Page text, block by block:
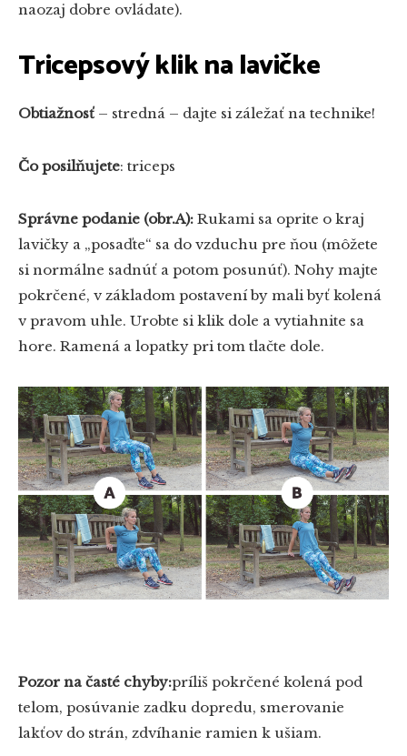
naozaj dobre ovládate).
Tricepsový klik na lavičke
Obtiažnosť – stredná – dajte si záležať na technike!
Čo posilňujete: triceps
Správne podanie (obr.A): Rukami sa oprite o kraj
lavičky a „posaďte“ sa do vzduchu pre ňou (môžete
si normálne sadnúť a potom posunúť). Nohy majte
pokrčené, v základom postavení by mali byť kolená
v pravom uhle. Urobte si klik dole a vytiahnite sa
hore. Ramená a lopatky pri tom tlačte dole.
Pozor na časté chyby:príliš pokrčené kolená pod
telom, posúvanie zadku dopredu, smerovanie
lakťov do strán, zdvíhanie ramien k ušiam.